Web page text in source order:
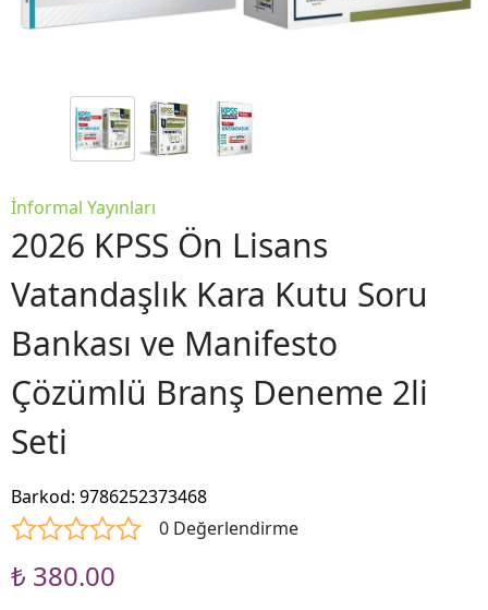
İnformal Yayınları
2026 KPSS Ön Lisans
Vatandaşlık Kara Kutu Soru
Bankası ve Manifesto
Çözümlü Branş Deneme 2li
Seti
Barkod: 9786252373468
0 Değerlendirme
₺ 380.00